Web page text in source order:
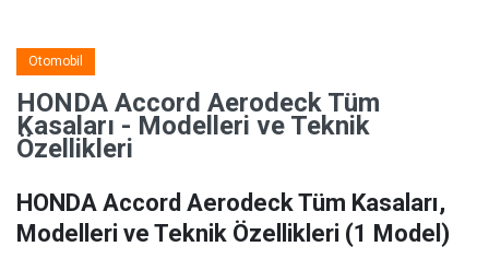
Otomobil
HONDA Accord Aerodeck Tüm
Kasaları - Modelleri ve Teknik
Özellikleri
HONDA Accord Aerodeck Tüm Kasaları,
Modelleri ve Teknik Özellikleri (1 Model)